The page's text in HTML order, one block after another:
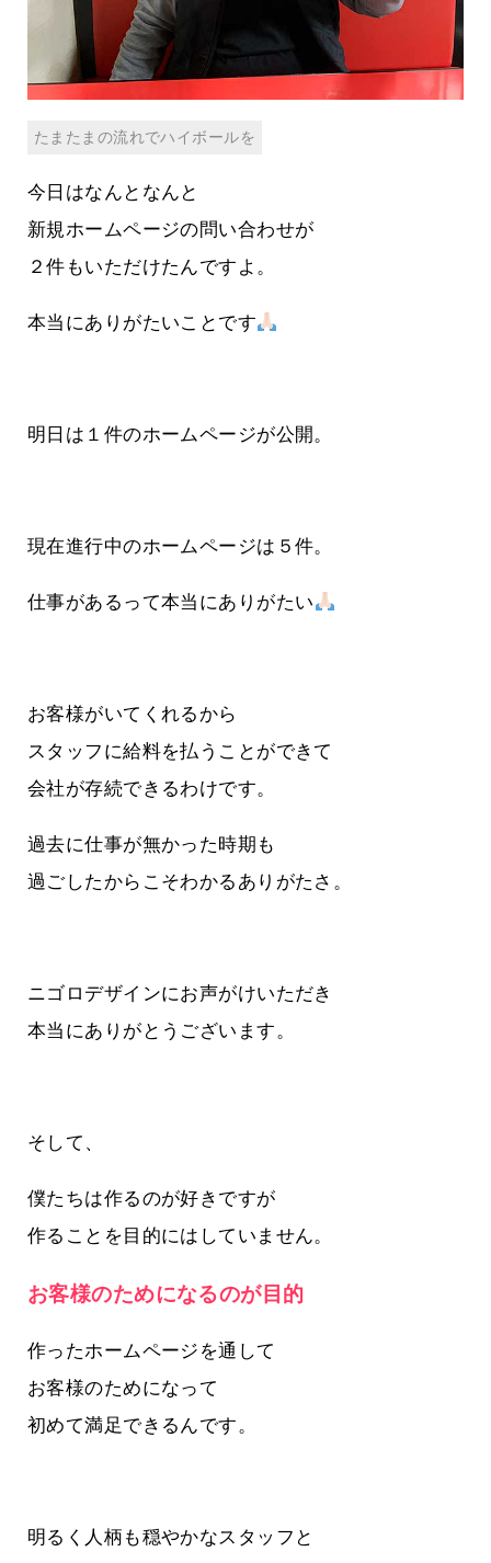
たまたまの流れでハイボールを
今日はなんとなんと
新規ホームページの問い合わせが
２件もいただけたんですよ。
本当にありがたいことです
明日は１件のホームページが公開。
現在進行中のホームページは５件。
仕事があるって本当にありがたい
お客様がいてくれるから
スタッフに給料を払うことができて
会社が存続できるわけです。
過去に仕事が無かった時期も
過ごしたからこそわかるありがたさ。
ニゴロデザインにお声がけいただき
本当にありがとうございます。
そして、
僕たちは作るのが好きですが
作ることを目的にはしていません。
お客様のためになるのが目的
作ったホームページを通して
お客様のためになって
初めて満足できるんです。
明るく人柄も穏やかなスタッフと